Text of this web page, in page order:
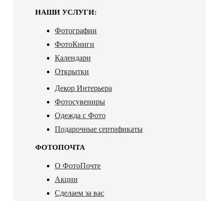
НАШИ УСЛУГИ:
Фотографии
ФотоКниги
Календари
Открытки
Декор Интерьера
Фотосувениры
Одежда с Фото
Подарочные сертификаты
ФОТОПОЧТА
О ФотоПочте
Акции
Сделаем за вас